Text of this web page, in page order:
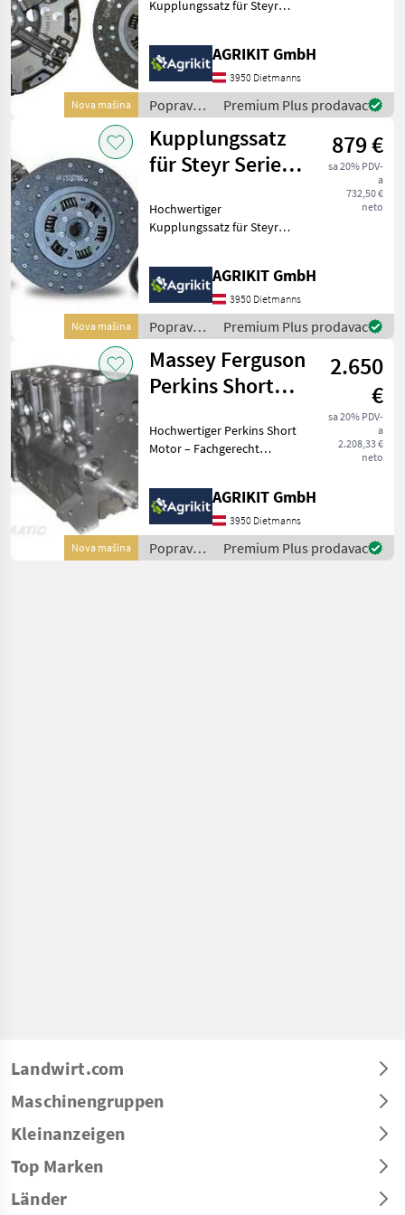
Nova mašina
Kupplungssatz für Steyr
Kupplungssatz eignet sich
ideal für die fachgerechte
Reparatur oder
Instandsetzung d
AGRIKIT GmbH
3950 Dietmanns
Popravak
i rezervni
dijelovi /
Steyr
Premium Plus prodavac
Nova mašina
Kupplungssatz
für Steyr Serie
Geot
879 €
sa 20% PDV-
a
732,50 €
neto
Hochwertiger
Kupplungssatz für Steyr
Kupplungssatz eignet sich
ideal für die fachgerechte
Reparatur oder
Instandsetzung d
AGRIKIT GmbH
3950 Dietmanns
Popravak
i rezervni
dijelovi /
Steyr
Premium Plus prodavac
Nova mašina
Massey Ferguson
Perkins Short
AT4.236 & A4.248
2.650
€
sa 20% PDV-
a
2.208,33 €
neto
Hochwertiger Perkins Short
Motor – Fachgerecht
Perkins Short Motor ist die
ideale Lösung für eine
professionelle
Motorinstand
AGRIKIT GmbH
3950 Dietmanns
Popravak
i rezervni
Premium Plus prodavac
Landwirt.com
Maschinengruppen
Kleinanzeigen
Top Marken
Länder